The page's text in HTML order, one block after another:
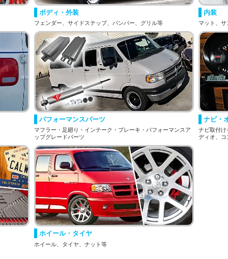
ボディ・外装
フェンダー、サイドステップ、バンパー、グリル等
内装
マット、
パフォーマンスパーツ
マフラー・足廻り・インテーク・ブレーキ・パフォーマンスア
ップグレードパーツ
ナビ・
ナビ取付け
ディオ、コ
ホイール・タイヤ
ホイール、タイヤ、ナット等